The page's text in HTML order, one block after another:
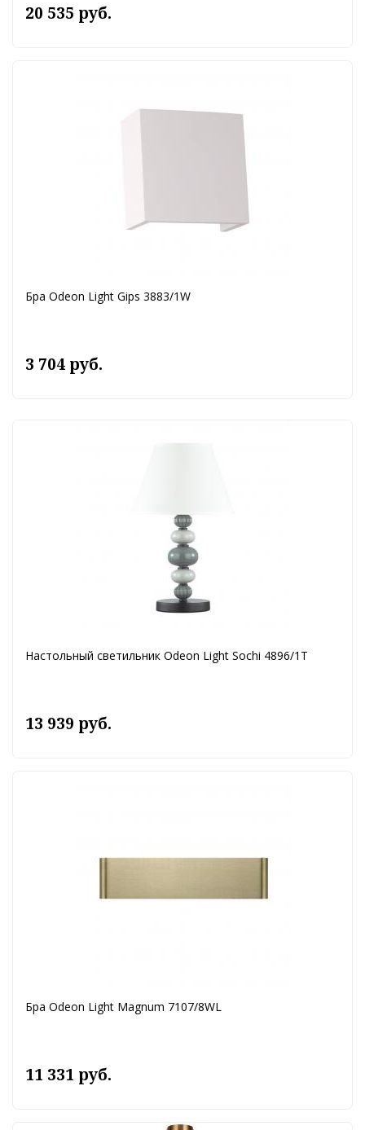
20 535 руб.
Бра Odeon Light Gips 3883/1W
3 704 руб.
Настольный светильник Odeon Light Sochi 4896/1T
13 939 руб.
Бра Odeon Light Magnum 7107/8WL
11 331 руб.